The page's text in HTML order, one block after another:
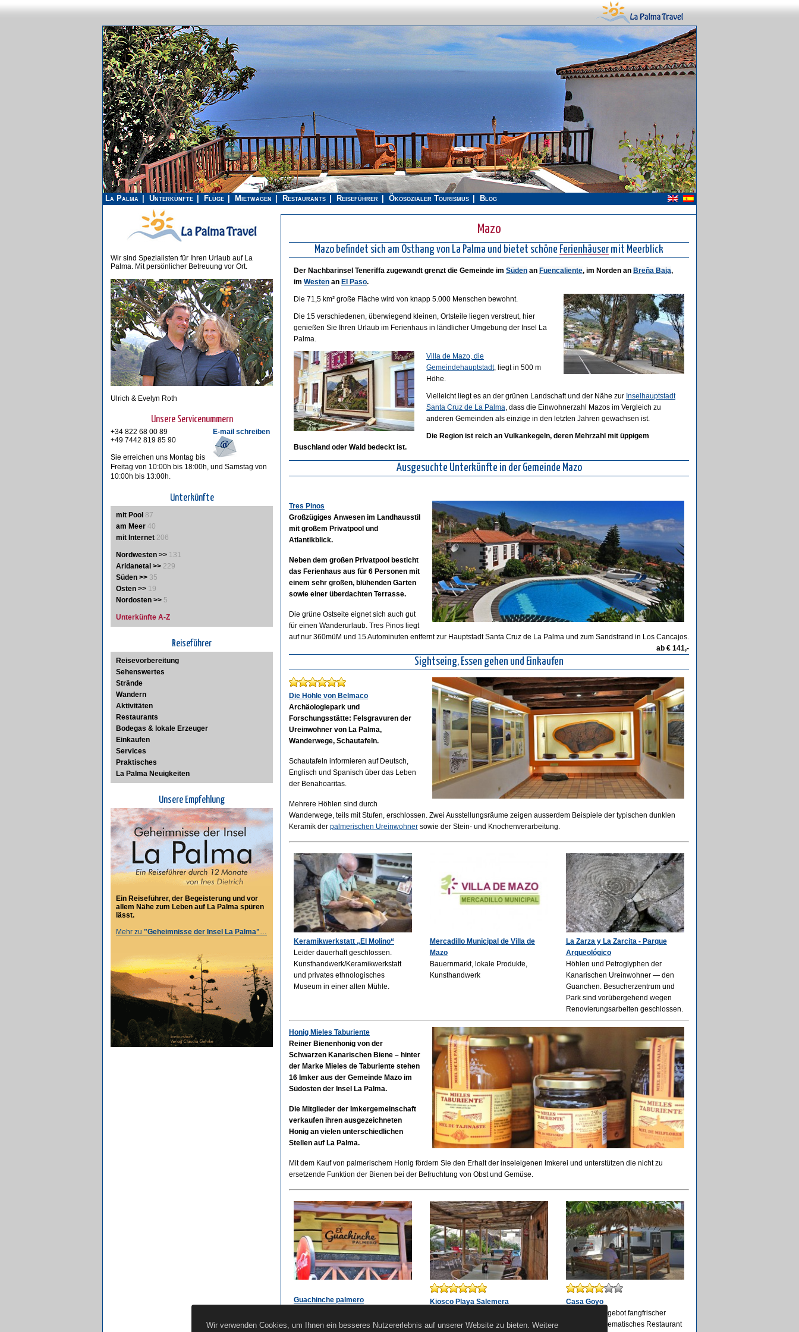
La Palma Unterkünfte Flüge Mietwagen Restaurants Reiseführer Ökosozialer Tourismus Blog
Mazo
Mazo befindet sich am Osthang von La Palma und bietet schöne Ferienhäusermit Meerblick
Der Nachbarinsel Teneriffa zugewandt grenzt die Gemeinde im Süden an Fuencaliente, im Norden an Breña Baja,
im Westen an El Paso.
Die 71,5 km² große Fläche wird von knapp 5.000 Menschen bewohnt.
Die 15 verschiedenen, überwiegend kleinen, Ortsteile liegen verstreut, hier
genießen Sie Ihren Urlaub im Ferienhaus in ländlicher Umgebung der Insel La
Palma.
Villa de Mazo, die
Gemeindehauptstadt, liegt in 500 m
Höhe.
Vielleicht liegt es an der grünen Landschaft und der Nähe zur Inselhauptstadt
Santa Cruz de La Palma, dass die Einwohnerzahl Mazos im Vergleich zu
anderen Gemeinden als einzige in den letzten Jahren gewachsen ist.
Die Region ist reich an Vulkankegeln, deren Mehrzahl mit üppigem
Buschland oder Wald bedeckt ist.
Ausgesuchte Unterkünfte in der Gemeinde Mazo
Tres Pinos
Großzügiges Anwesen im Landhausstil
mit großem Privatpool und
Atlantikblick.
Neben dem großen Privatpool besticht
das Ferienhaus aus für 6 Personen mit
einem sehr großen, blühenden Garten
sowie einer überdachten Terrasse.
Die grüne Ostseite eignet sich auch gut
für einen Wanderurlaub. Tres Pinos liegt
auf nur 360müM und 15 Autominuten entfernt zur Hauptstadt Santa Cruz de La Palma und zum Sandstrand in Los Cancajos.
ab € 141,-
Sightseing, Essen gehen und Einkaufen
Die Höhle von Belmaco
Archäologiepark und
Forschungsstätte: Felsgravuren der
Ureinwohner von La Palma,
Wanderwege, Schautafeln.
Schautafeln informieren auf Deutsch,
Englisch und Spanisch über das Leben
der Benahoaritas.
Mehrere Höhlen sind durch
Wanderwege, teils mit Stufen, erschlossen. Zwei Ausstellungsräume zeigen ausserdem Beispiele der typischen dunklen
Keramik der palmerischen Ureinwohner sowie der Stein- und Knochenverarbeitung.
Keramikwerkstatt „El Molino“
Leider dauerhaft geschlossen.
Kunsthandwerk/Keramikwerkstatt
und privates ethnologisches
Museum in einer alten Mühle.
Mercadillo Municipal de Villa de
Mazo
Bauernmarkt, lokale Produkte,
Kunsthandwerk
La Zarza y La Zarcita - Parque
Arqueológico
Höhlen und Petroglyphen der
Kanarischen Ureinwohner — den
Guanchen. Besucherzentrum und
Park sind vorübergehend wegen
Renovierungsarbeiten geschlossen.
Honig Mieles Taburiente
Reiner Bienenhonig von der
Schwarzen Kanarischen Biene – hinter
der Marke Mieles de Taburiente stehen
16 Imker aus der Gemeinde Mazo im
Südosten der Insel La Palma.
Die Mitglieder der Imkergemeinschaft
verkaufen ihren ausgezeichneten
Honig an vielen unterschiedlichen
Stellen auf La Palma.
Mit dem Kauf von palmerischem Honig fördern Sie den Erhalt der inseleigenen Imkerei und unterstützen die nicht zu
ersetzende Funktion der Bienen bei der Befruchtung von Obst und Gemüse.
Guachinche palmero
Kiosco Playa Salemera
Salemera Strand in Mazo.
Casa Goyo
Tägliches Angebot fangfrischer
Fische. Emblematisches Restaurant
Wir sind Spezialisten für Ihren Urlaub auf La
Palma. Mit persönlicher Betreuung vor Ort.
Ulrich & Evelyn Roth
Unsere Servicenummern
E-mail schreiben
+34 822 68 00 89
+49 7442 819 85 90
Sie erreichen uns Montag bis
Freitag von 10:00h bis 18:00h, und Samstag von
10:00h bis 13:00h.
Unterkünfte
mit Pool 87
am Meer 40
mit Internet 206
Nordwesten >> 131
Aridanetal >> 229
Süden >> 35
Osten >> 19
Nordosten >> 5
Unterkünfte A-Z
Reiseführer
Reisevorbereitung
Sehenswertes
Strände
Wandern
Aktivitäten
Restaurants
Bodegas & lokale Erzeuger
Einkaufen
Services
Praktisches
La Palma Neuigkeiten
Unsere Empfehlung
Ein Reiseführer, der Begeisterung und vor
allem Nähe zum Leben auf La Palma spüren
lässt.
Mehr zu "Geheimnisse der Insel La Palma"…
Wir verwenden Cookies, um Ihnen ein besseres Nutzererlebnis auf unserer Website zu bieten. Weitere